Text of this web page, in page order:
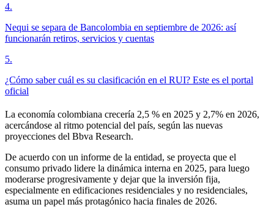
4.
Nequi se separa de Bancolombia en septiembre de 2026: así
funcionarán retiros, servicios y cuentas
5.
¿Cómo saber cuál es su clasificación en el RUI? Este es el portal
oficial
La economía colombiana crecería 2,5 % en 2025 y 2,7% en 2026,
acercándose al ritmo potencial del país, según las nuevas
proyecciones del Bbva Research.
De acuerdo con un informe de la entidad, se proyecta que el
consumo privado lidere la dinámica interna en 2025, para luego
moderarse progresivamente y dejar que la inversión fija,
especialmente en edificaciones residenciales y no residenciales,
asuma un papel más protagónico hacia finales de 2026.